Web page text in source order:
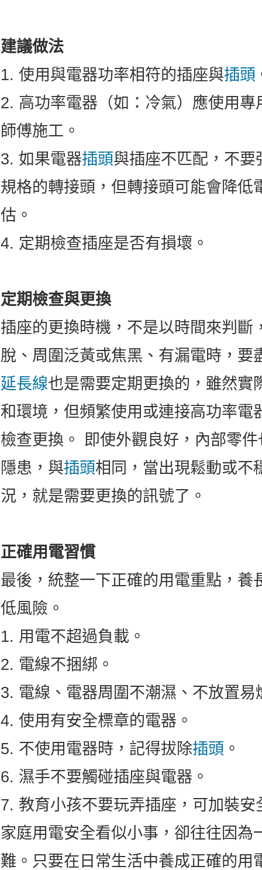
建議做法
1. 使用與電器功率相符的插座與插頭
2. 高功率電器（如：冷氣）應使用
師傅施工。
3. 如果電器插頭與插座不匹配，不
規格的轉接頭，但轉接頭可能會降低
估。
4. 定期檢查插座是否有損壞。
定期檢查與更換
插座的更換時機，不是以時間來判斷
脫、周圍泛黃或焦黑、有漏電時，要
延長線也是需要定期更換的，雖然實
和環境，但頻繁使用或連接高功率電
檢查更換。 即使外觀良好，內部零
隱患，與插頭相同，當出現鬆動或不
況，就是需要更換的訊號了。
正確用電習慣
最後，統整一下正確的用電重點，養
低風險。
1. 用電不超過負載。
2. 電線不捆綁。
3. 電線、電器周圍不潮濕、不放置易
4. 使用有安全標章的電器。
5. 不使用電器時，記得拔除插頭 。
6. 濕手不要觸碰插座與電器。
7. 教育小孩不要玩弄插座，可加裝安
家庭用電安全看似小事，卻往往因為
難。只要在日常生活中養成正確的用